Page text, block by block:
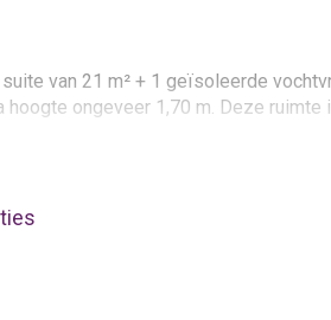
van 21 m² + 1 geïsoleerde
hoogte ongeveer 1,70 m. Deze
werkend persoon.